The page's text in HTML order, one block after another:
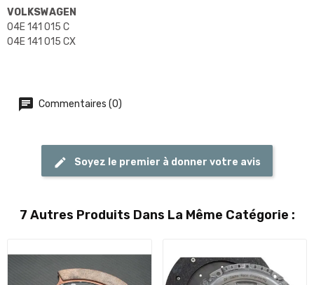
VOLKSWAGEN
04E 141 015 C
04E 141 015 CX
Commentaires (0)
Soyez le premier à donner votre avis
7 Autres Produits Dans La Même Catégorie :